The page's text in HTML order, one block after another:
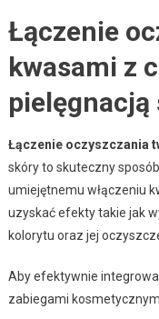
Łączenie
kwasami z
pielęgnacją
Łączenie oczyszczania
skóry to skuteczny
umiejętnemu włączeniu
uzyskać efekty takie jak
kolorytu oraz jej
Aby efektywnie
zabiegami